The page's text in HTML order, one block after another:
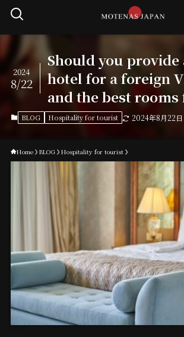
Should you
hotel for a foreign
and the best
2024
8/22
BLOG Hospitality for tourist 2024年8月22日
Home BLOG Hospitality for tourist